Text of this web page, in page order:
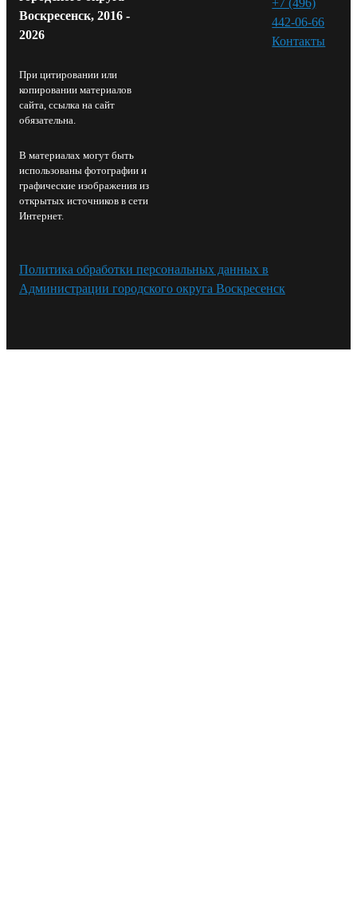
Воскресенск, 2016 -
2026
При цитировании или
копировании материалов
сайта, ссылка на сайт
обязательна.
В материалах могут быть
использованы фотографии и
графические изображения из
открытых источников в сети
Интернет.
442-06-66
Контакты⁠
Политика обработки персональных данных в
Администрации городского округа Воскресенск